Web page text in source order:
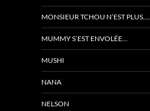
MONSIEUR TCHOU N’EST PLUS….
MUMMY S’EST ENVOLÉE…
MUSHI
NANA
NELSON